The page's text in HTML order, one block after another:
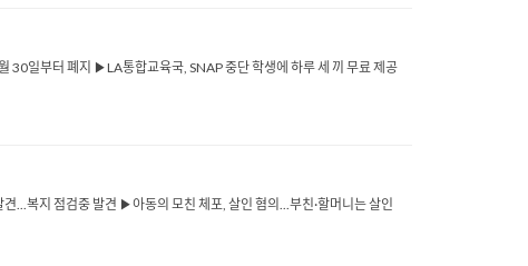
일부터 폐지 ▶LA통합교육국, SNAP 중단 학생에 하루 세 끼 무료 제공
복지 점검중 발견 ▶아동의 모친 체포, 살인 혐의...부친·할머니는 살인